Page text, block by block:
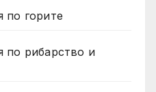
по горите
по рибарство и